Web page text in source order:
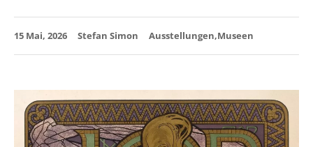
15 Mai, 2026 Stefan Simon Ausstellungen Museen